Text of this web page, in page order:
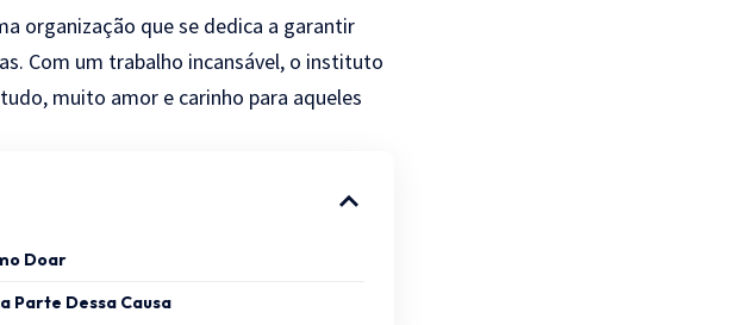
organização que se dedica a garantir
Com um trabalho incansável, o instituto
muito amor e carinho para aqueles
Doar
Parte Dessa Causa